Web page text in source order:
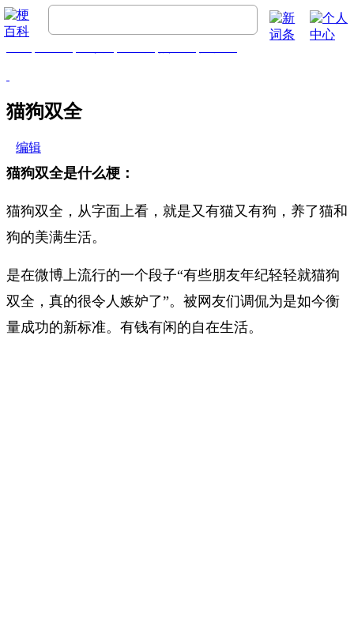
猫狗双全
编辑
猫狗双全是什么梗：
猫狗双全，从字面上看，就是又有猫又有狗，养了猫和
狗的美满生活。
是在微博上流行的一个段子“有些朋友年纪轻轻就猫狗
双全，真的很令人嫉妒了”。被网友们调侃为是如今衡
量成功的新标准。有钱有闲的自在生活。